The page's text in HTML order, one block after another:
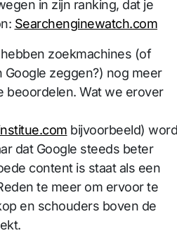
in zijn ranking, dat je
Searchenginewatch.com
zoekmachines (of
Google zeggen?) nog meer
beoordelen. Wat we erover
bijvoorbeeld)
dat Google steeds beter
content is staat als een
te meer om ervoor te
en schouders boven de